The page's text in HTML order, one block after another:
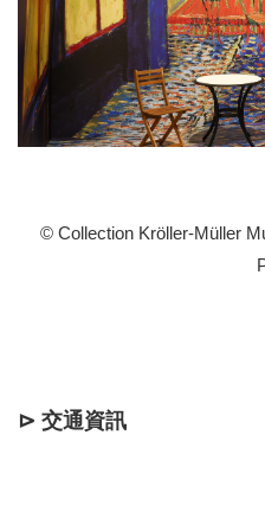
© Collection Kröller-Müller
⊳ 交通資訊